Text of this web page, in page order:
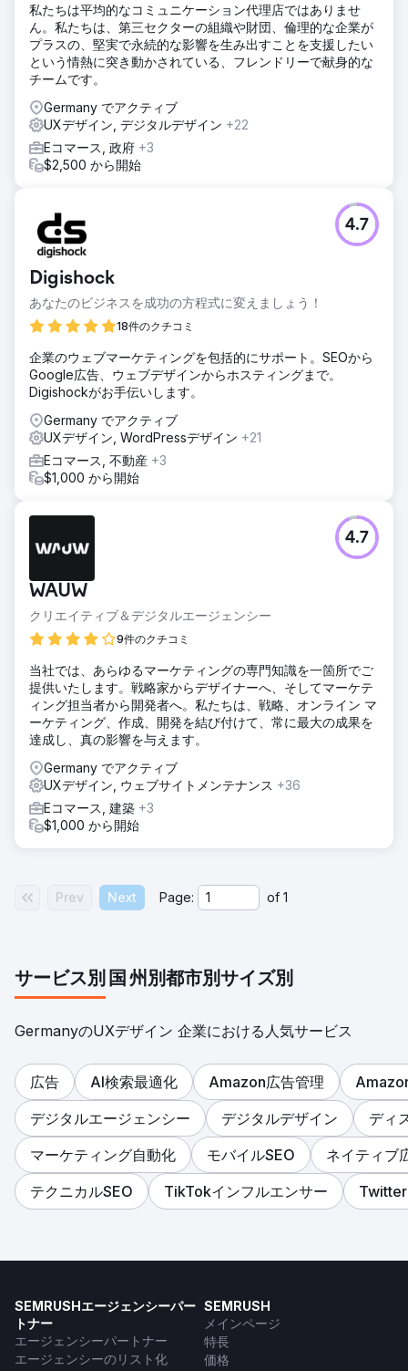
私たちは平均的なコミュニケーション代理店ではありませ
ん。私たちは、第三セクターの組織や財団、倫理的な企業が
プラスの、堅実で永続的な影響を生み出すことを支援したい
という情熱に突き動かされている、フレンドリーで献身的な
チームです。
Germany でアクティブ
UXデザイン, デジタルデザイン +22
Eコマース, 政府 +3
$2,500 から開始
Digishock
あなたのビジネスを成功の方程式に変えましょう！
18件のクチコミ
4.7
企業のウェブマーケティングを包括的にサポート。SEOから
Google広告、ウェブデザインからホスティングまで。
Digishockがお手伝いします。
Germany でアクティブ
UXデザイン, WordPressデザイン +21
Eコマース, 不動産 +3
$1,000 から開始
WAUW
クリエイティブ＆デジタルエージェンシー
9件のクチコミ
4.7
当社では、あらゆるマーケティングの専門知識を一箇所でご
提供いたします。戦略家からデザイナーへ、そしてマーケテ
ィング担当者から開発者へ。私たちは、戦略、オンライン マ
ーケティング、作成、開発を結び付けて、常に最大の成果を
達成し、真の影響を与えます。
Germany でアクティブ
UXデザイン, ウェブサイトメンテナンス +36
Eコマース, 建築 +3
$1,000 から開始
Prev Next Page: of 1
サービス別 国 州別都市別サイズ別
GermanyのUXデザイン 企業における人気サービス
広告 AI検索最適化 Amazon広告管理
デジタルエージェンシー
デジタルデザイン
ディ
マーケティング自動化
モバイルSEO
ネイティブ
テクニカルSEO
TikTokインフルエンサー
SEMRUSHエージェンシーパー
トナー
エージェンシーパートナー
エージェンシーのリスト化
SEMRUSH
メインページ
特長
価格